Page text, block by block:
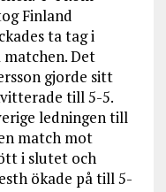
Finland
ta tag i
Det
gjorde sitt
till 5-5.
ledningen till
match mot
i slutet och
ökade på till 5-